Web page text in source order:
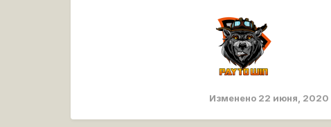
Изменено 22 июня, 2020